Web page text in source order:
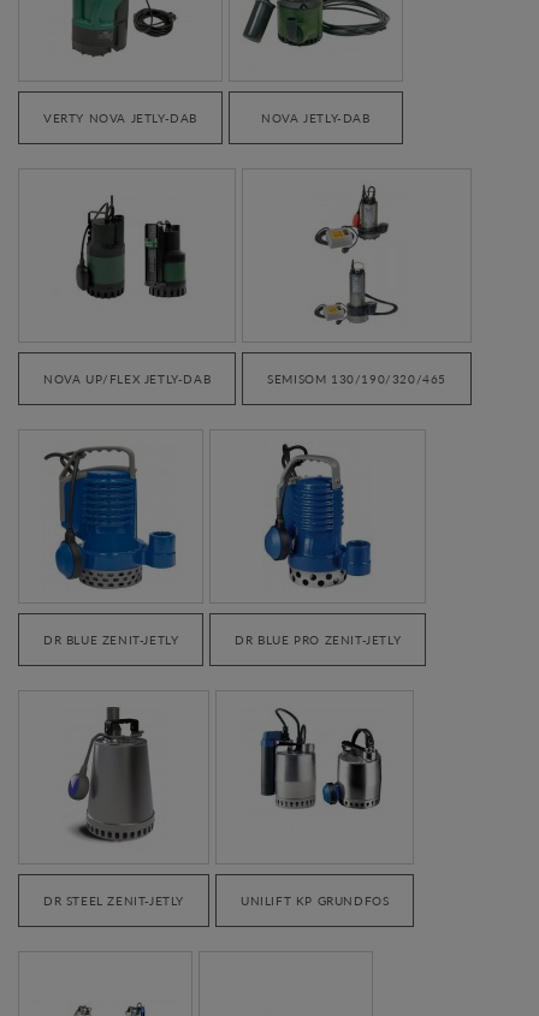
VERTY NOVA JETLY-DAB NOVA JETLY-DAB
NOVA UP/FLEX JETLY-DAB SEMISOM 130/190/320/465
DR BLUE ZENIT-JETLY DR BLUE PRO ZENIT-JETLY
DR STEEL ZENIT-JETLY UNILIFT KP GRUNDFOS